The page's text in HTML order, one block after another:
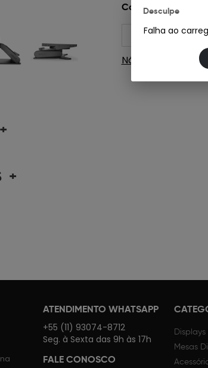
Consultar Frete:
Não sei meu CEP
+
+
ATENDIMENTO WHATSAPP
+55 (11) 93074-8712
Seg. à Sexta das 9h às 17h
FALE CONOSCO
Mesas
Desculpe
Falha ao